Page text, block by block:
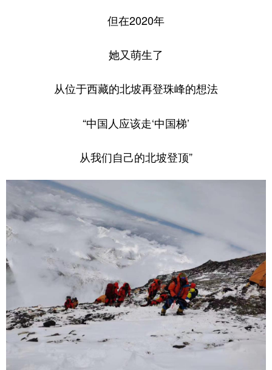
但在2020年
她又萌生了
从位于西藏的北坡再登珠峰的想法
“中国人应该走‘中国梯’
从我们自己的北坡登顶”